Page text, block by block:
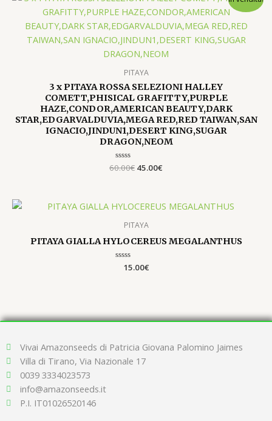
PITAYA
3 x PITAYA ROSSA SELEZIONI HALLEY
COMETT,PHISICAL GRAFITTY,PURPLE
HAZE,CONDOR,AMERICAN BEAUTY,DARK
STAR,EDGARVALDUVIA,MEGA RED,RED TAIWAN,SAN
IGNACIO,JINDUN1,DESERT KING,SUGAR
DRAGON,NEOM
Valutato
0
60.00€
originale
era:
60.00€.
45.00€
attuale
è:
45.00€.
PITAYA
PITAYA GIALLA HYLOCEREUS MEGALANTHUS
Valutato
15.00€
Vivai Amazonseeds di Patricia Giovana Palomino Jaimes
Villa di Tirano, Via Nazionale 17
0039 3334023573
info@amazonseeds.it
P.I. IT01026520146